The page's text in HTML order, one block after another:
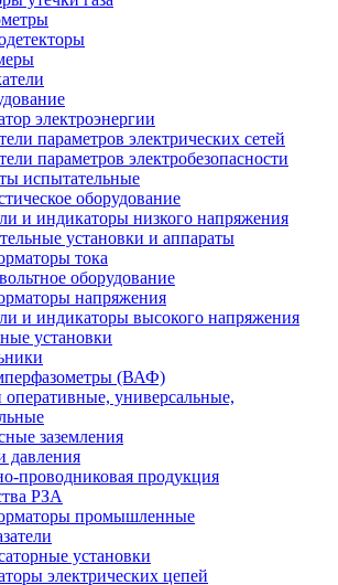
электроэнергии
параметров электрических сетей
параметров электробезопасности
испытательные
оборудование
и индикаторы низкого напряжения
установки и аппараты
тока
оборудование
напряжения
и индикаторы высокого напряжения
установки
(ВАФ)
универсальные,
заземления
давления
проводниковая продукция
РЗА
промышленные
установки
электрических цепей